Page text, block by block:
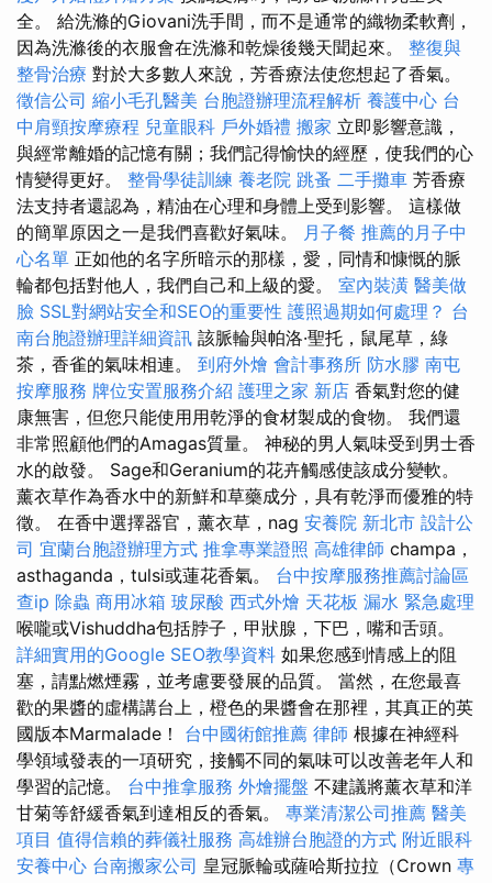
全。 給洗滌的Giovani洗手間，而不是通常的織物柔軟劑，
因為洗滌後的衣服會在洗滌和乾燥後幾天聞起來。 整復與
整骨治療 對於大多數人來說，芳香療法使您想起了香氣。
徵信公司 縮小毛孔醫美 台胞證辦理流程解析 養護中心 台
中肩頸按摩療程 兒童眼科 戶外婚禮 搬家 立即影響意識，
與經常離婚的記憶有關；我們記得愉快的經歷，使我們的心
情變得更好。 整骨學徒訓練 養老院 跳蚤 二手攤車 芳香療
法支持者還認為，精油在心理和身體上受到影響。 這樣做
的簡單原因之一是我們喜歡好氣味。 月子餐 推薦的月子中
心名單 正如他的名字所暗示的那樣，愛，同情和慷慨的脈
輪都包括對他人，我們自己和上級的愛。 室內裝潢 醫美做
臉 SSL對網站安全和SEO的重要性 護照過期如何處理？ 台
南台胞證辦理詳細資訊 該脈輪與帕洛·聖托，鼠尾草，綠
茶，香雀的氣味相連。 到府外燴 會計事務所 防水膠 南屯
按摩服務 牌位安置服務介紹 護理之家 新店 香氣對您的健
康無害，但您只能使用用乾淨的食材製成的食物。 我們還
非常照顧他們的Amagas質量。 神秘的男人氣味受到男士香
水的啟發。 Sage和Geranium的花卉觸感使該成分變軟。
薰衣草作為香水中的新鮮和草藥成分，具有乾淨而優雅的特
徵。 在香中選擇器官，薰衣草，nag 安養院 新北市 設計公
司 宜蘭台胞證辦理方式 推拿專業證照 高雄律師 champa，
asthaganda，tulsi或蓮花香氣。 台中按摩服務推薦討論區
查ip 除蟲 商用冰箱 玻尿酸 西式外燴 天花板 漏水 緊急處理
喉嚨或Vishuddha包括脖子，甲狀腺，下巴，嘴和舌頭。
詳細實用的Google SEO教學資料 如果您感到情感上的阻
塞，請點燃煙霧，並考慮要發展的品質。 當然，在您最喜
歡的果醬的虛構講台上，橙色的果醬會在那裡，其真正的英
國版本Marmalade！ 台中國術館推薦 律師 根據在神經科
學領域發表的一項研究，接觸不同的氣味可以改善老年人和
學習的記憶。 台中推拿服務 外燴擺盤 不建議將薰衣草和洋
甘菊等舒緩香氣到達相反的香氣。 專業清潔公司推薦 醫美
項目 值得信賴的葬儀社服務 高雄辦台胞證的方式 附近眼科
安養中心 台南搬家公司 皇冠脈輪或薩哈斯拉拉（Crown 專